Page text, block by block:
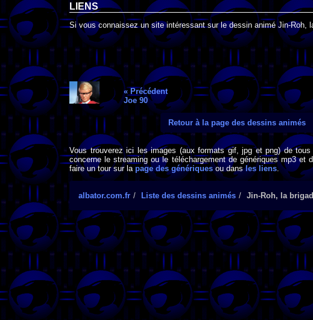
LIENS
Si vous connaissez un site intéressant sur le dessin animé Jin-Roh,
« Précédent
Joe 90
Retour à la page des dessins animés
Vous trouverez ici les images (aux formats gif, jpg et png) de
concerne le streaming ou le téléchargement de génériques mp3
faire un tour sur la page des génériquesou dansles liens.
albator.com.fr Liste des dessins animés Jin-Roh, la